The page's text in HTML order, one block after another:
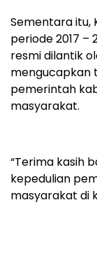
Sementara itu,
periode 2017 –
resmi dilantik
mengucapkan
pemerintah
masyarakat.
“Terima kasih
kepedulian
masyarakat di